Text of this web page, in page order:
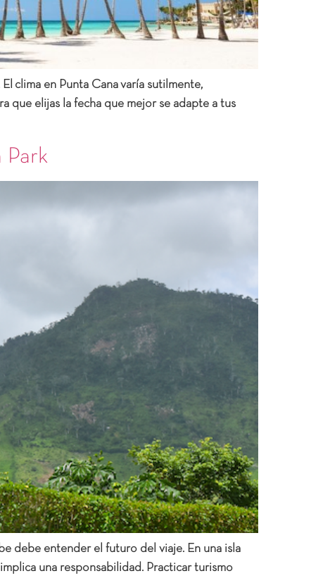
clima en Punta Cana varía sutilmente,
que elijas la fecha que mejor se adapte a tus
Park
debe entender el futuro del viaje. En una isla
una responsabilidad. Practicar turismo